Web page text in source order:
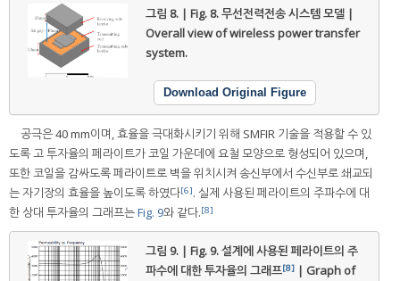
그림 8. | Fig. 8.무선전력전송 시스템 모델 |
Overall view of wireless power transfer
system.
Download Original Figure
공극은 40 mm이며, 효율을 극대화시키기 위해 SMFIR 기술을 적용할 수 있
도록 고 투자율의 페라이트가 코일 가운데에 요철 모양으로 형성되어 있으며,
또한 코일을 감싸도록 페라이트로 벽을 위치시켜 송신부에서 수신부로 쇄교되
는 자기장의 효율을 높이도록 하였다[6]. 실제 사용된 페라이트의 주파수에 대
한 상대 투자율의 그래프는Fig. 9와 같다.[8]
그림 9. | Fig. 9.설계에 사용된 페라이트의 주
파수에 대한 투자율의 그래프[8]| Graph of